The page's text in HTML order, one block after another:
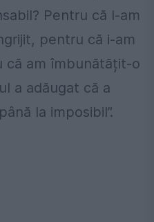
Pentru că l-am
pentru că i-am
că am îmbunătățit-o
a adăugat că a
la imposibil”.